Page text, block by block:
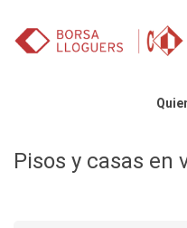
Pisos y casas en